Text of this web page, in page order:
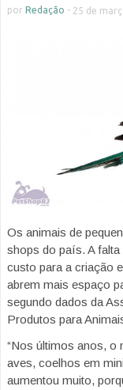
por Redação - 25 de
Os animais de
shops do país. A
custo para a criação
abrem mais espaço
segundo dados da
Produtos para
“Nos últimos anos, o
aves, coelhos em
aumentou muito,